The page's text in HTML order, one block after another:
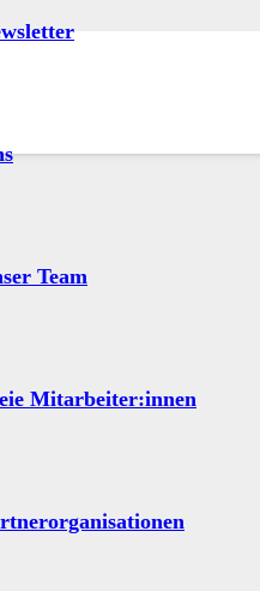
Team
Mitarbeiter:innen